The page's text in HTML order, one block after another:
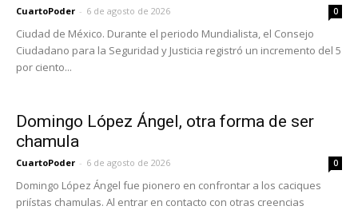
CuartoPoder - 6 de agosto de 2026 0
Ciudad de México. Durante el periodo Mundialista, el Consejo
Ciudadano para la Seguridad y Justicia registró un incremento del 5
por ciento...
Domingo López Ángel, otra forma de ser
chamula
CuartoPoder - 6 de agosto de 2026 0
Domingo López Ángel fue pionero en confrontar a los caciques
priístas chamulas. Al entrar en contacto con otras creencias